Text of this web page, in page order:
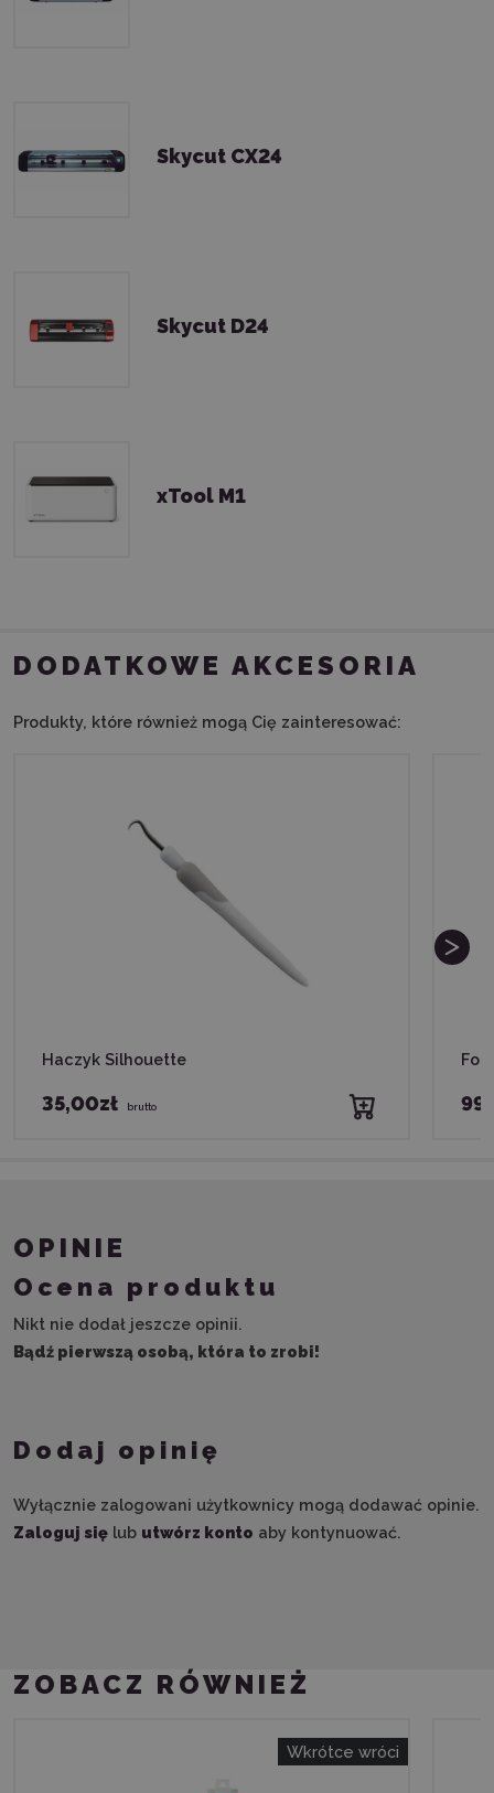
Skycut CX24
Skycut D24
xTool M1
DODATKOWE AKCESORIA
Produkty, które również mogą Cię zainteresować:
Haczyk Silhouette
35,00zł brutto
OPINIE
Ocena produktu
Nikt nie dodał jeszcze opinii.
Bądź pierwszą osobą, która to zrobi!
Dodaj opinię
Wyłącznie zalogowani użytkownicy mogą dodawać opinie.
Zaloguj się lub utwórz konto aby kontynuować.
ZOBACZ RÓWNIEŻ
Wkrótce wróci